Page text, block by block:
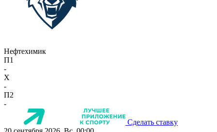
Нефтехимик
П1
-
X
-
П2
-
Сделать ставку